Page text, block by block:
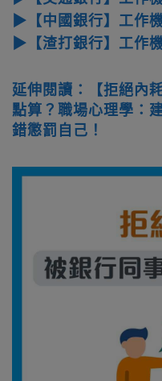
▶【中國銀行】工作
▶【渣打銀行】工作
延伸閱讀：【拒絕內
點算？職場心理學：
錯懲罰自己！